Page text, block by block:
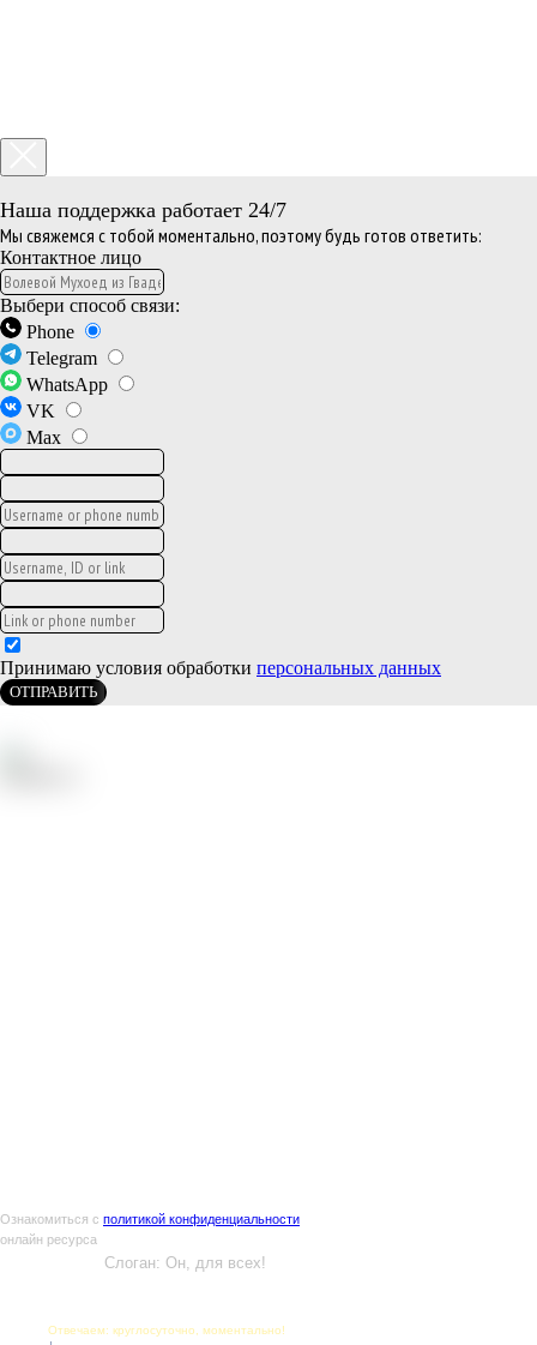
Ознакомиться с политикой конфиденциальности
онлайн ресурса
Слоган: Он, для всех!
Отвечаем: круглосуточно, моментально!
Наша поддержка работает 24/7
Мы свяжемся с тобой моментально, поэтому будь готов ответить:
Контактное лицо
Выбери способ связи:
Phone
Telegram
WhatsApp
VK
Max
Принимаю условия обработки персональных данных
ОТПРАВИТЬ